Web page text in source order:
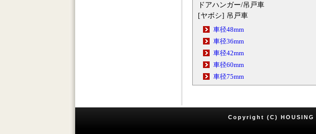
ドアハンガー/吊戸車
[ヤボシ] 吊戸車
車径48mm
車径36mm
車径42mm
車径60mm
車径75mm
Copyright (C)